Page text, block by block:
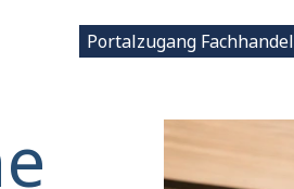
Portalzugang Fachhandel